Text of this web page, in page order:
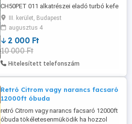
CH50PET 011 alkatrészei eladó turbó kefe
5000ft szőnyeg kefe 2000ft padló kefe
2000ft magánszemély vagyok 36 20 949
1288 36 50 104 8272
III. kerület, Budapest
augusztus 4
2 000 Ft
10 000 Ft
Hitelesített telefonszám
Retró Citrom vagy narancs facsaró
12000ft óbuda
retró Citrom vagy narancs facsaró 12000ft
óbuda tökéletesenmüködik ha hozzol